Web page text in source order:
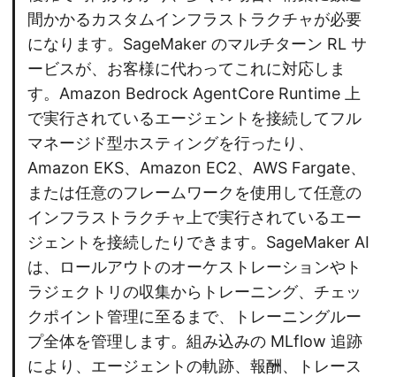
間かかるカスタムインフラストラクチャが必要
になります。SageMaker のマルチターン RL サ
ービスが、お客様に代わってこれに対応しま
す。Amazon Bedrock AgentCore Runtime 上
で実行されているエージェントを接続してフル
マネージド型ホスティングを行ったり、
Amazon EKS、Amazon EC2、AWS Fargate、
または任意のフレームワークを使用して任意の
インフラストラクチャ上で実行されているエー
ジェントを接続したりできます。SageMaker AI
は、ロールアウトのオーケストレーションやト
ラジェクトリの収集からトレーニング、チェッ
クポイント管理に至るまで、トレーニングルー
プ全体を管理します。組み込みの MLflow 追跡
により、エージェントの軌跡、報酬、トレース